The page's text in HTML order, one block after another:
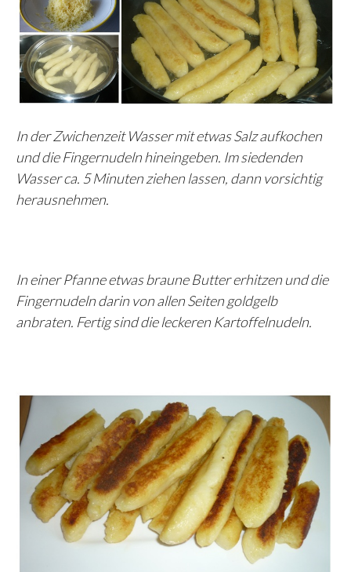
In der Zwichenzeit Wasser mit etwas Salz aufkochen
und die Fingernudeln hineingeben. Im siedenden
Wasser ca. 5 Minuten ziehen lassen, dann vorsichtig
herausnehmen.
In einer Pfanne etwas braune Butter erhitzen und die
Fingernudeln darin von allen Seiten goldgelb
anbraten. Fertig sind die leckeren Kartoffelnudeln.